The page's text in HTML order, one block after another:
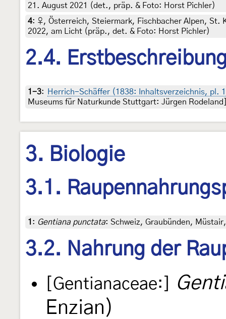
21. August 2021 (det., präp. & Foto: Horst Pichler)
4: ♀, Österreich, Steiermark, Fischbacher Alpen, St.
2022, am Licht (präp., det. & Foto: Horst Pichler)
2.4.
1-3:
Herrich-Schäffer (1838: Inhaltsverzeichnis, pl.
Museums für Naturkunde Stuttgart: Jürgen
3. Biologie
3.1.
1 : Gentiana punctata: Schweiz, Graubünden,
3.2. Nahrung der
[Gentianaceae:]
Enzian)